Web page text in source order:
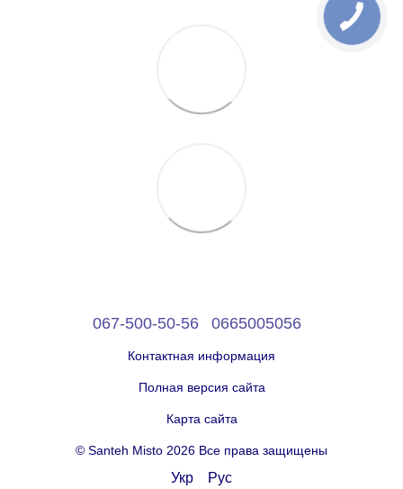
067-500-50-56 0665005056
Контактная информация
Полная версия сайта
Карта сайта
© Santeh Misto 2026 Все права защищены
Укр Рус